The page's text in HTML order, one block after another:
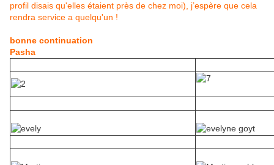
profil disais qu'elles étaient près de chez moi), j’espère que cela
rendra service a quelqu'un !
bonne continuation
Pasha